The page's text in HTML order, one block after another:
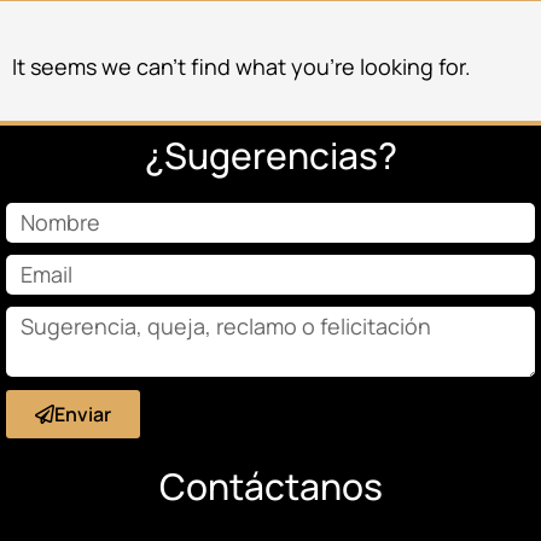
It seems we can’t find what you’re looking for.
¿Sugerencias?
Enviar
Contáctanos